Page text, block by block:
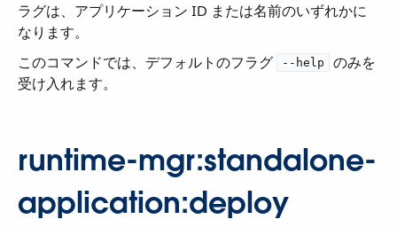
ラグは、アプリケーション ID または名前のいずれかに
なります。
このコマンドでは、デフォルトのフラグ ​
--help
​ のみを
受け入れます。
runtime-mgr:standalone-
application:deploy